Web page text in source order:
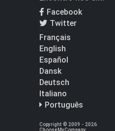
Facebook
Twitter
Français
English
Español
Dansk
Deutsch
Italiano
Português
Copyright © 2009 - 2026
ChooseMyCompany